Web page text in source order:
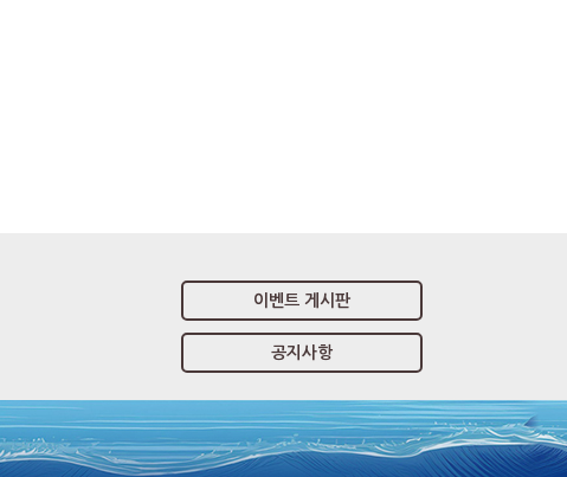
이벤트 게시판
공지사항